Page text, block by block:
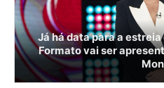
Já há data para a estreia
Formato vai ser